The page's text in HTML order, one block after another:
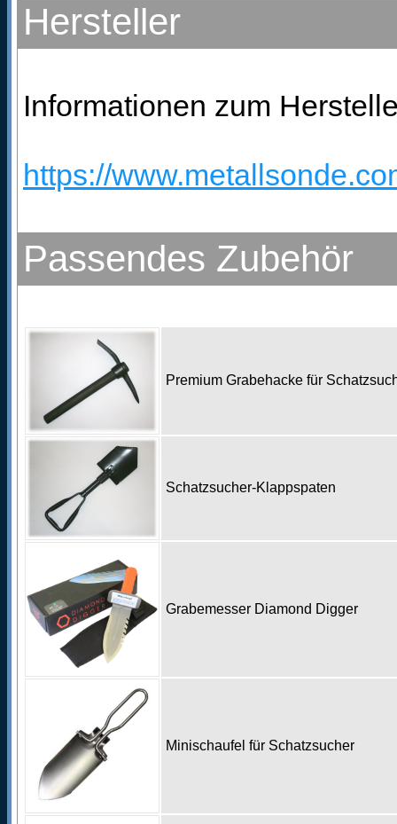
Hersteller
Informationen zum
https://
Passendes Zubehör
Premium Grabehacke für
Schatzsucher-Klappspaten
Grabemesser Diamond Digger
Minischaufel für Schatzsucher